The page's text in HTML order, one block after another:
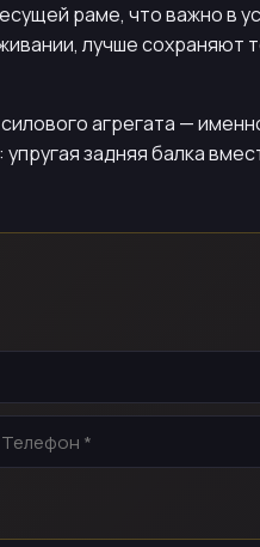
раме, что важно в
лучше сохраняют
агрегата —
задняя балка